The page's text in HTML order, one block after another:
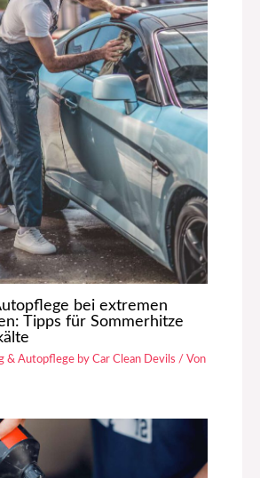
bei extremen
Tipps für Sommerhitze
& Autopflege by Car Clean Devils / Von